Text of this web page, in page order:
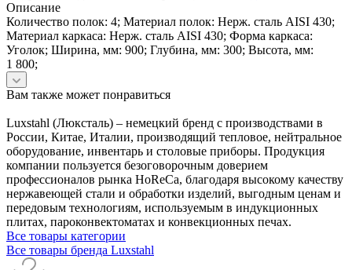
Описание
Количество полок: 4; Материал полок: Нерж. сталь AISI 430;
Материал каркаса: Нерж. сталь AISI 430; Форма каркаса:
Уголок; Ширина, мм: 900; Глубина, мм: 300; Высота, мм:
1 800;
Вам также может понравиться
Luxstahl (Люксталь) – немецкий бренд с производствами в
России, Китае, Италии, производящий тепловое, нейтральное
оборудование, инвентарь и столовые приборы. Продукция
компании пользуется безоговорочным доверием
профессионалов рынка HoReCa, благодаря высокому качеству
нержавеющей стали и обработки изделий, выгодным ценам и
передовым технологиям, используемым в индукционных
плитах, пароконвектоматах и конвекционных печах.
Все товары категории
Все товары бренда Luxstahl